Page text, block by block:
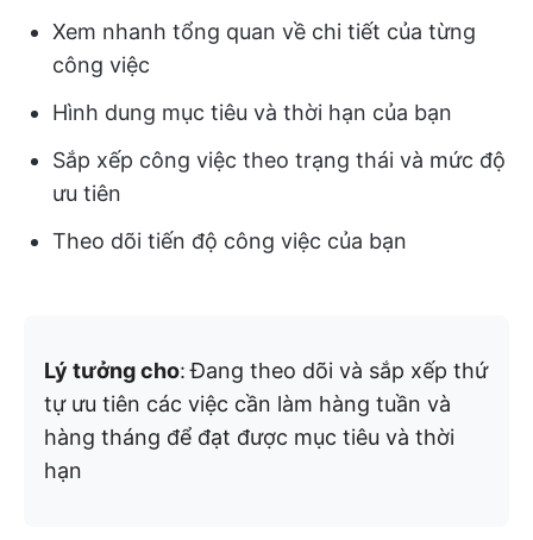
Xem nhanh tổng quan về chi tiết của từng
công việc
Hình dung mục tiêu và thời hạn của bạn
Sắp xếp công việc theo trạng thái và mức độ
ưu tiên
Theo dõi tiến độ công việc của bạn
Lý tưởng cho: Đang theo dõi và sắp xếp thứ
tự ưu tiên các việc cần làm hàng tuần và
hàng tháng để đạt được mục tiêu và thời
hạn